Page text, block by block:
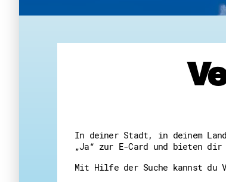
In deiner Stadt, in deinem
„Ja“ zur E-Card und bieten
Mit Hilfe der Suche kannst du